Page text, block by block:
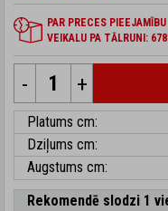
PAR PRECES
VEIKALU PA TĀLRUNI:
- +
Platums cm:
Dziļums cm:
Augstums cm:
Rekomendē slodzi 1